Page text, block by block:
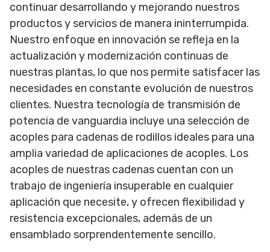
continuar desarrollando y mejorando nuestros
productos y servicios de manera ininterrumpida.
Nuestro enfoque en innovación se refleja en la
actualización y modernización continuas de
nuestras plantas, lo que nos permite satisfacer las
necesidades en constante evolución de nuestros
clientes. Nuestra tecnología de transmisión de
potencia de vanguardia incluye una selección de
acoples para cadenas de rodillos ideales para una
amplia variedad de aplicaciones de acoples. Los
acoples de nuestras cadenas cuentan con un
trabajo de ingeniería insuperable en cualquier
aplicación que necesite, y ofrecen flexibilidad y
resistencia excepcionales, además de un
ensamblado sorprendentemente sencillo.